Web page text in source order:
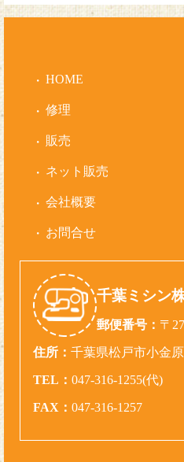
HOME
修理
販売
ネット販売
会社概要
お問合せ
千葉ミシン
郵便番号： 〒
住所： 千葉県松戸市小金
TEL： 047-316-1255(代)
FAX： 047-316-1257